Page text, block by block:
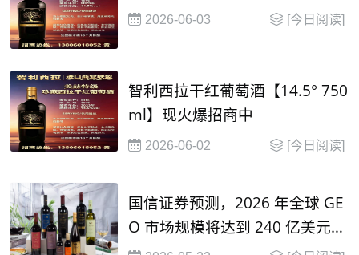
2026-06-03 [今日阅读]
智利西拉干红葡萄酒【14.5° 750
ml】现火爆招商中
2026-06-02 [今日阅读]
国信证券预测，2026 年全球 GE
O 市场规模将达到 240 亿美元，
并在2030年有望达到 1000 亿美